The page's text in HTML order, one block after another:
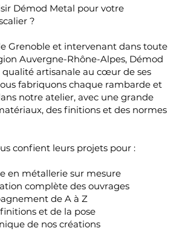
Démod Metal pour votre
?
Grenoble et intervenant dans toute
Auvergne-Rhône-Alpes, Démod
qualité artisanale au cœur de ses
fabriquons chaque rambarde et
notre atelier, avec une grande
des finitions et des normes
confient leurs projets pour :
en métallerie sur mesure
complète des ouvrages
de A à Z
et de la pose
de nos créations